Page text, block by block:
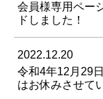
会員様専用ペー
ドしました！
2022.12.20
令和4年12月29
はお休みさせて